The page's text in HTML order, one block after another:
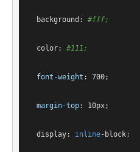
background : #fff;
color: #111 ;
font-weight : 700;
margin-top: 10px;
display: inline-block;